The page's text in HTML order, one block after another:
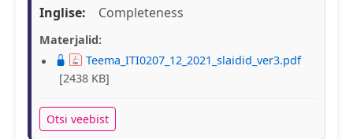
Inglise:
Completeness
Materjalid:
Teema_ITI0207_12_2021_slaidid_ver3.pdf
[2438 KB]
Otsi veebist